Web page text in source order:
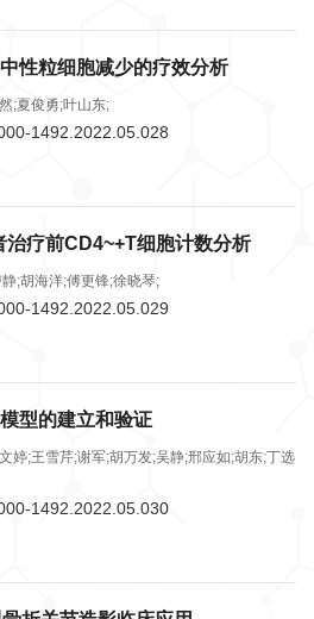
性粒细胞减少的疗效分析
;夏俊勇;叶山东;
1492.2022.05.028
疗前CD4~+T细胞计数分析
;胡海洋;傅更锋;徐晓琴;
1492.2022.05.029
型的建立和验证
婷;王雪芹;谢军;胡万发;吴静;邢应如;胡东;丁选
1492.2022.05.030